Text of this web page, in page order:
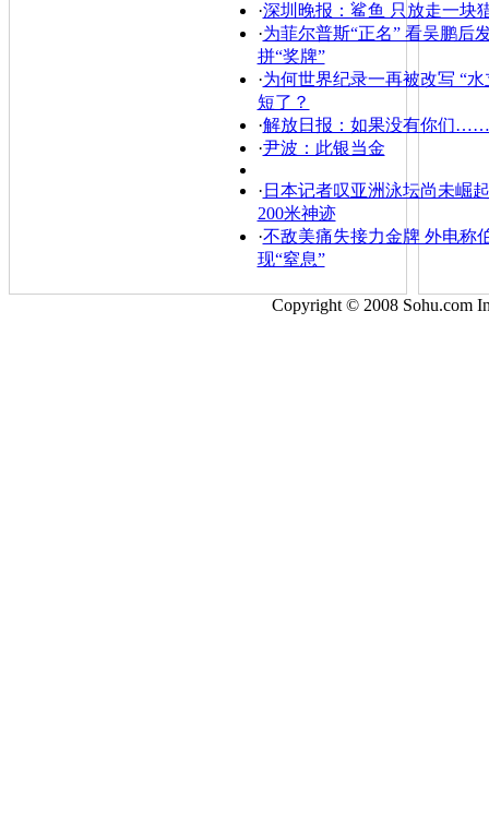
·深圳晚报：鲨鱼 只放走一块
·为菲尔普斯“正名” 看吴鹏后
拼“奖牌”
·为何世界纪录一再被改写 “水
短了？
·解放日报：如果没有你们……
·尹波：此银当金
· 日本记者叹亚洲泳坛尚未崛
200米神迹
·不敌美痛失接力金牌 外电称
现“窒息”
Copyright © 2008 Sohu.com